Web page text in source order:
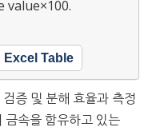
value×100.
Excel Table
증 및 분해 효율과 측정
금속을 함유하고 있는